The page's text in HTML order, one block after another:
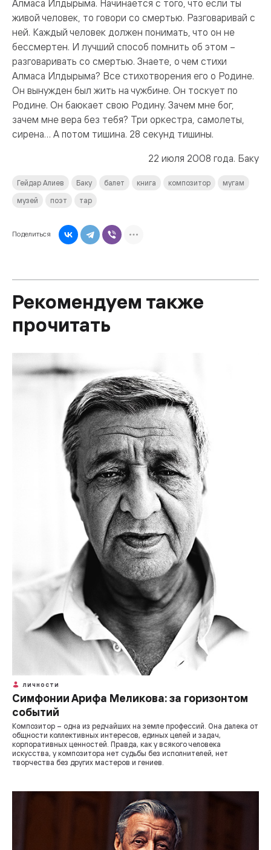
Алмаса Илдырыма. Начинается с того, что если ты
живой человек, то говори со смертью. Разговаривай с
ней. Каждый человек должен понимать, что он не
бессмертен. И лучший способ помнить об этом –
разговаривать со смертью. Знаете, о чем стихи
Алмаса Илдырыма? Все стихотворения его о Родине.
Он вынужден был жить на чужбине. Он тоскует по
Родине. Он баюкает свою Родину. Зачем мне бог,
зачем мне вера без тебя? Три оркестра, самолеты,
сирена… А потом тишина. 28 секунд тишины.
22 июля 2008 года. Баку
Гейдар Алиев Баку балет книга композитор
мугам
музей
поэт тар
Поделиться
Рекомендуем также
прочитать
ЛИЧНОСТИ
Симфонии Арифа Меликова: за горизонтом
событий
Композитор – одна из редчайших на земле профессий. Она далека от
общности коллективных интересов, единых целей и задач,
корпоративных ценностей. Правда, как у всякого человека
искусства, у композитора нет судьбы без исполнителей, нет
творчества без других мастеров и гениев.